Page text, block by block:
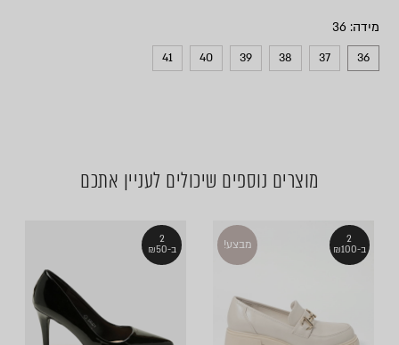
מידה
36
37
38
39
40
41
מוצרים נוספים שיכולים לעניין אתכם
2
ב-₪100
מבצע!
2
ב-₪50